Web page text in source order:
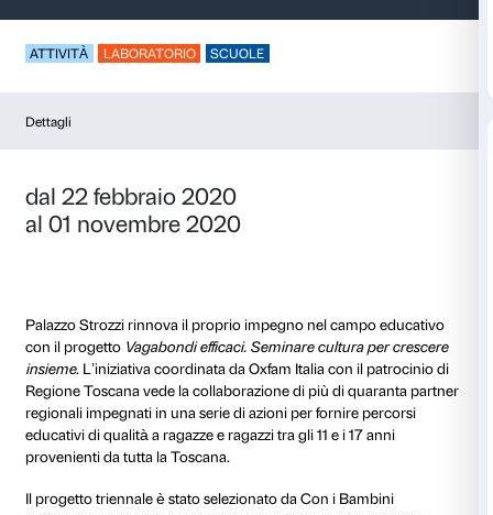
Vagabondi efficaci
ATTIVITÀ LABORATORIO
Dettagli
dal 22 febbraio 2020
al 01 novembre 2020